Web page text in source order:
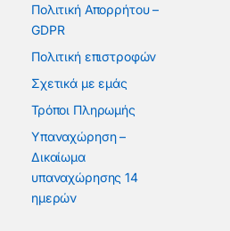
Πολιτική Απορρήτου –
GDPR
Πολιτική επιστροφών
Σχετικά με εμάς
Τρόποι Πληρωμής
Υπαναχώρηση –
Δικαίωμα
υπαναχώρησης 14
ημερών